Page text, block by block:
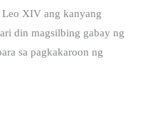
Leo XIV ang kanyang
din magsilbing gabay ng
sa pagkakaroon ng